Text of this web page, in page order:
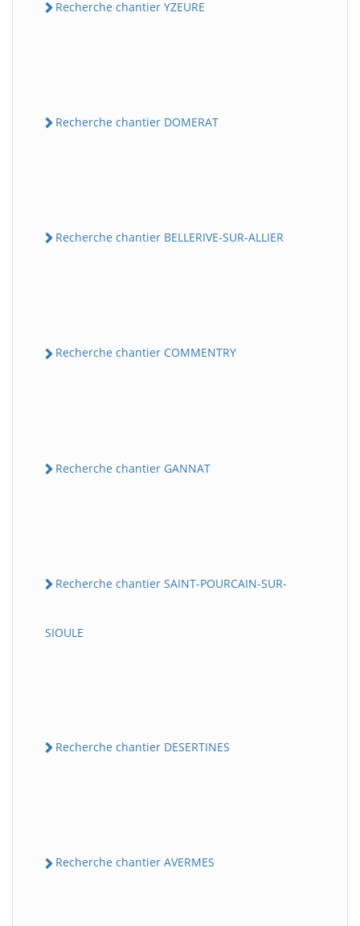
Recherche chantier YZEURE
Recherche chantier DOMERAT
Recherche chantier BELLERIVE-SUR-ALLIER
Recherche chantier COMMENTRY
Recherche chantier GANNAT
Recherche chantier SAINT-POURCAIN-SUR-
SIOULE
Recherche chantier DESERTINES
Recherche chantier AVERMES